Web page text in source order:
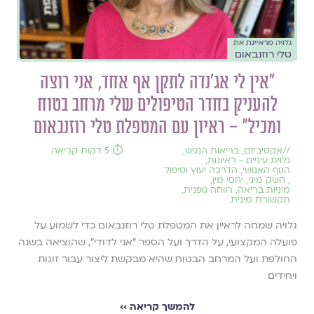
גלויה מראיינת את
טלי רוזנבאום
״אין לי אג'נדה לתקן אף אחד, אני רוצה
להעניק בחדר הטיפולים שלי מרחב בטוח
ומכיל״ – ראיון עם המטפלת טלי רוזנבאום
//אקטיביזם, בריאות הנפש,
גלוית עיניים - ראיונות,
הגוף האנושי, הדרכה יעוץ וטיפול
, חשק מיני, יחסי מין,
מיניות בריאה, רווחה גופנית,
תקשורת מינית
⏱️ 5 דקות קריאה
גלויה שמחה לראיין את המטפלת טלי רוזנבאום כדי לשמוע על
פועלה המקצועי, על הדרך ועל הספר ״אני לדודי״, שהוציאה בשנה
החולפת ועל המרחב הבטוח שהיא מבקשת ליצור עבור זוגות
ויחידים
להמשך קריאה ››